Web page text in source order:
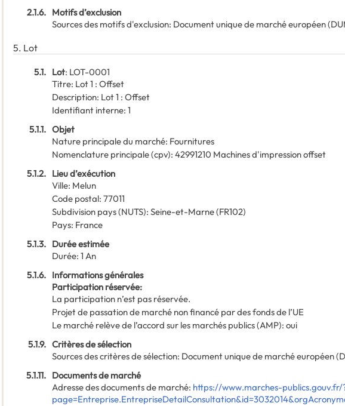
2.1.6. Motifs d’exclusion
Sources des motifs d'exclusion: Document unique de marché européen
5. Lot
5.1. Lot: LOT-0001
Titre: Lot 1 : Offset
Description: Lot 1 : Offset
Identifiant interne: 1
5.1.1. Objet
Nature principale du marché: Fournitures
Nomenclature principale(cpv): 42991210 Machines d'impression offset
5.1.2. Lieu d’exécution
Ville: Melun
Code postal: 77011
Subdivision pays (NUTS): Seine-et-Marne(FR102)
Pays: France
5.1.3. Durée estimée
Durée: 1 An
5.1.6. Informations générales
Participation réservée:
La participation n’est pas réservée.
Projet de passation de marché non financé par des fonds de l’UE
Le marché relève de l’accord sur les marchés publics (AMP): oui
5.1.9. Critères de sélection
Sources des critères de sélection: Document unique de marché européen
5.1.11. Documents de marché
Adresse des documents de marché: https://www.marches-publics.gouv.fr/